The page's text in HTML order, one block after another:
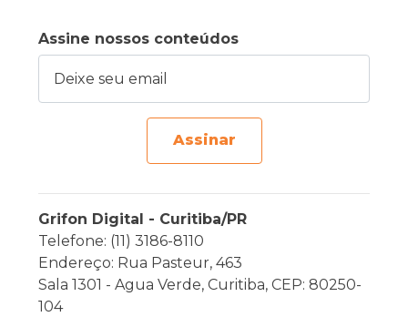
Assine nossos conteúdos
Assinar
Grifon Digital - Curitiba/PR
Telefone: (11) 3186-8110
Endereço: Rua Pasteur, 463
Sala 1301 - Agua Verde, Curitiba, CEP: 80250-
104